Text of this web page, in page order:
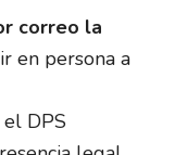
correo la
en persona a
el DPS